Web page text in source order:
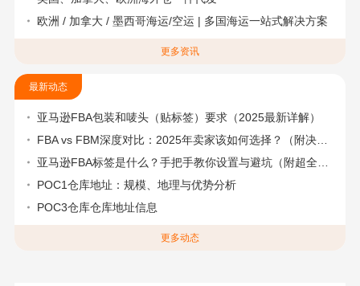
欧洲 / 加拿大 / 墨西哥海运/空运 | 多国海运一站式解决方案
更多资讯
最新动态
亚马逊FBA包装和唛头（贴标签）要求（2025最新详解）
FBA vs FBM深度对比：2025年卖家该如何选择？（附决策流程图）
亚马逊FBA标签是什么？手把手教你设置与避坑（附超全指南）
POC1仓库地址：规模、地理与优势分析
POC3仓库仓库地址信息
更多动态